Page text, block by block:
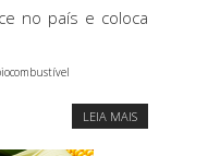
no país e coloca
LEIA MAIS